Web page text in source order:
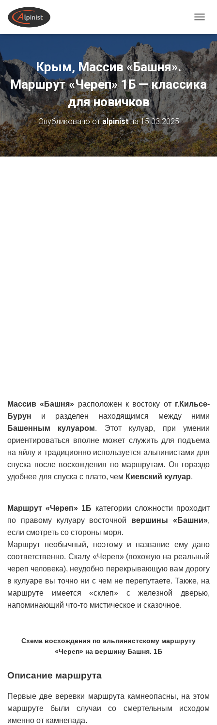
Крым, Массив «Башня».
Маршрут «Череп» 1Б — классика
для новичков
Опубликовано отalpinistна15.03.2025
Массив «Башня» расположен к востоку отг.Кильсе-
Бурун и разделен находящимся между ними
Башенным кулуаром. Этот кулуар, при умении
ориентироваться вполне может служить для подъема
на яйлу и традиционно используется альпинистами для
спуска после восхождения по маршрутам. Он гораздо
удобнее для спуска с плато, чем Киевский кулуар.
Маршрут «Череп» 1Б категории сложности проходит
по правому кулуару восточной вершины «Башни»,
если смотреть со стороны моря.
Маршрут необычный, поэтому и название ему дано
соответственно. Скалу «Череп» (похожую на реальный
череп человека), неудобно перекрывающую вам дорогу
в кулуаре вы точно ни с чем не перепутаете. Также, на
маршруте имеется «склеп» с железной дверью,
напоминающий что-то мистическое и сказочное.
Схема восхождения по альпинистскому маршруту
«Череп» на вершину Башня. 1Б
Описание маршрута
Первые две веревки маршрута камнеопасны, на этом
маршруте были случаи со смертельным исходом
именно от камнепада.